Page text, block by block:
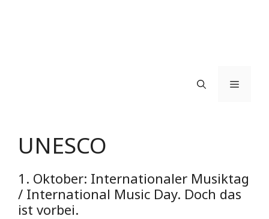
Menü
UNESCO
1. Oktober: Internationaler Musiktag
/ International Music Day. Doch das
ist vorbei.